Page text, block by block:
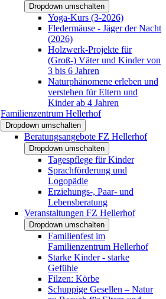
Dropdown umschalten
Yoga-Kurs (3-2026)
Fledermäuse - Jäger der Nacht
(2026)
Holzwerk-Projekte für
(Groß-) Väter und Kinder von
3 bis 6 Jahren
Naturphänomene erleben und
verstehen für Eltern und
Kinder ab 4 Jahren
Familienzentrum Hellerhof
Dropdown umschalten
Beratungsangebote FZ Hellerhof
Dropdown umschalten
Tagespflege für Kinder
Sprachförderung und
Logopädie
Erziehungs-, Paar- und
Lebensberatung
Veranstaltungen FZ Hellerhof
Dropdown umschalten
Familienfest im
Familienzentrum Hellerhof
Starke Kinder - starke
Gefühle
Filzen: Körbe
Schuppige Gesellen – Natur